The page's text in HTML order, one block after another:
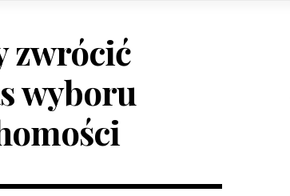
zwrócić
wyboru